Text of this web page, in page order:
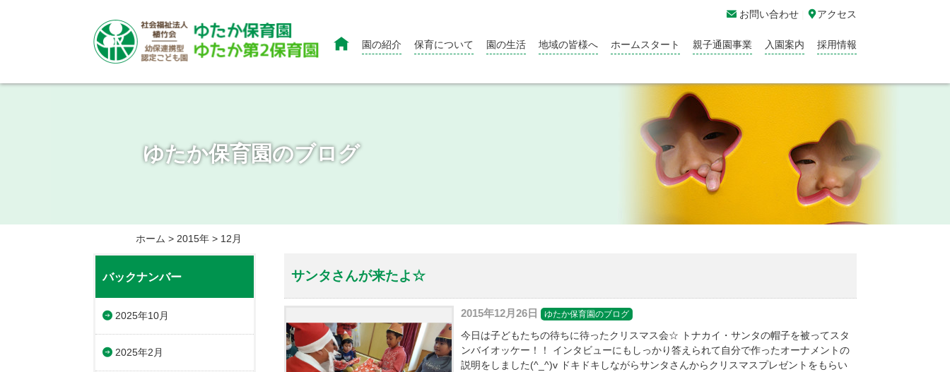
 園の紹介 保育について 園の生活 地域の皆様へ ホームスタート 親子通園事業 入園案内 採用情報
 お問い合わせ アクセス
ゆたか保育園のブログ
ホーム > 2015年 > 12月
サンタさんが来たよ☆
2015年12月26日 ゆたか保育園のブログ
今日は子どもたちの待ちに待ったクリスマス会☆ トナカイ・サンタの帽子を被ってスタ
ンバイオッケー！！ インタビューにもしっかり答えられて自分で作ったオーナメントの
説明をしました(^_^)v ドキドキしながらサンタさんからクリスマスプレゼントをもらい
バックナンバー
2025年10月
2025年2月